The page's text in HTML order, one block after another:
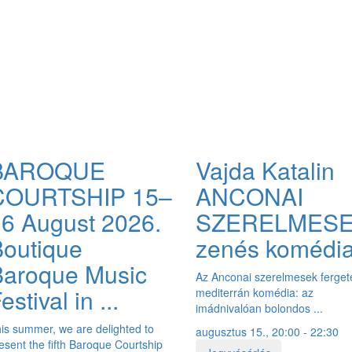
15–
August 2026.
Music
in ...
summer, we are delighted to
the fifth Baroque Courtship
Vajda Katalin
ANCONAI
zenés
Az Anconai szerelmesek
mediterrán komédia: az
imádnivalóan bolondos ...
augusztus 15., 20:00 - 22:30